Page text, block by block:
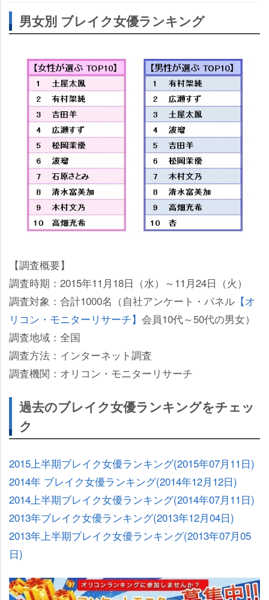
男女別 ブレイク女優ランキング
【調査概要】
調査時期：2015年11月18日（水）～11月24日（火）
調査対象：合計1000名（自社アンケート・パネル 【オ
リコン・モニターリサーチ】 会員10代～50代の男女）
調査地域：全国
調査方法：インターネット調査
調査機関：オリコン・モニターリサーチ
過去のブレイク女優ランキングをチェッ
ク
2015上半期ブレイク女優ランキング(2015年07月11日)
2014年 ブレイク女優ランキング(2014年12月12日)
2014上半期ブレイク女優ランキング(2014年07月11日)
2013年ブレイク女優ランキング(2013年12月04日)
2013年上半期ブレイク女優ランキング(2013年07月05
日)